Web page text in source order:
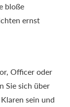
bloße
ernst
Officer oder
Sie sich über
sein und